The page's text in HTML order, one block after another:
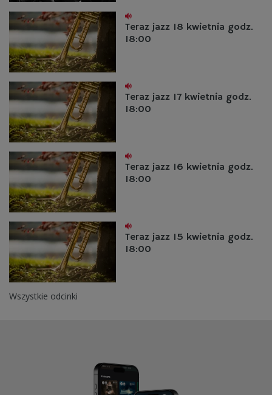
Teraz jazz 18 kwietnia godz.
18:00
Teraz jazz 17 kwietnia godz.
18:00
Teraz jazz 16 kwietnia godz.
18:00
Teraz jazz 15 kwietnia godz.
18:00
Wszystkie odcinki